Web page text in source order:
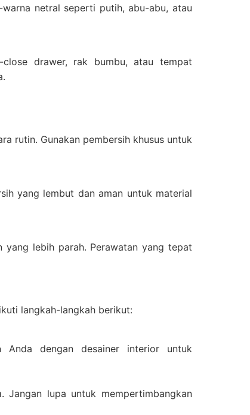
netral seperti putih, abu-abu, atau
drawer, rak bumbu, atau tempat
rutin. Gunakan pembersih khusus untuk
yang lembut dan aman untuk material
lebih parah. Perawatan yang tepat
langkah-langkah berikut:
Anda dengan desainer interior untuk
Jangan lupa untuk mempertimbangkan